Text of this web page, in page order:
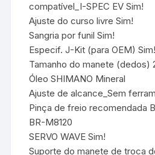
compatível_I-SPEC EV Sim!
Ajuste do curso livre Sim!
Sangria por funil Sim!
Especif. J-Kit (para OEM) Sim!
Tamanho do manete (dedos)
Óleo SHIMANO Mineral
Ajuste de alcance_Sem
Pinça de freio recomendada
BR-M8120
SERVO WAVE Sim!
Suporte do manete de troca